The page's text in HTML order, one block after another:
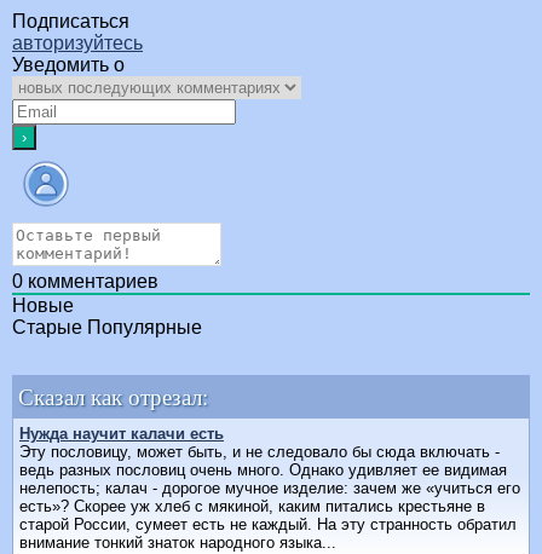
Подписаться
авторизуйтесь
Уведомить о
0 комментариев
Новые
Старые Популярные
Сказал как отрезал:
Нужда научит калачи есть
Эту пословицу, может быть, и не следовало бы сюда включать -
ведь разных пословиц очень много. Однако удивляет ее видимая
нелепость; калач - дорогое мучное изделие: зачем же «учиться его
есть»? Скорее уж хлеб с мякиной, каким питались крестьяне в
старой России, сумеет есть не каждый. На эту странность обратил
внимание тонкий знаток народного языка...